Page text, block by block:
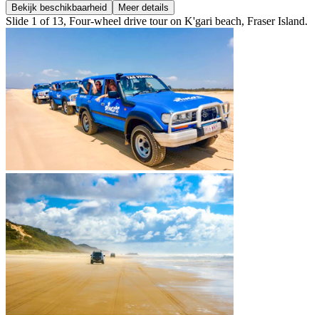
Bekijk beschikbaarheid Meer details
Slide 1 of 13, Four-wheel drive tour on K'gari beach, Fraser Island.